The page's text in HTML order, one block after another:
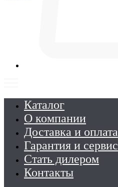
Каталог
О компании
Доставка и оплата
Гарантия и сервис
Стать дилером
Контакты